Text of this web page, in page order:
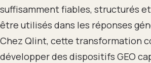
suffisamment fiables, structurés
être utilisés dans les réponses
Chez Qlint, cette transformation
développer des dispositifs GEO